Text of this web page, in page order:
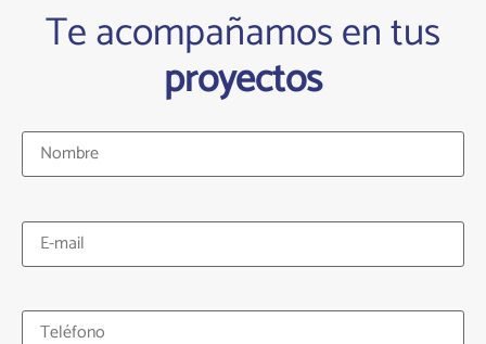
Te acompañamos en tus
proyectos